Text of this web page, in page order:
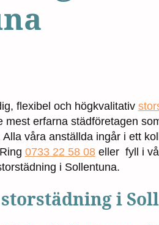
flexibel och högkvalitativ
mest erfarna städföretagen
våra anställda ingår i ett
0733 22 58 08eller fyll i
i Sollentuna.
i